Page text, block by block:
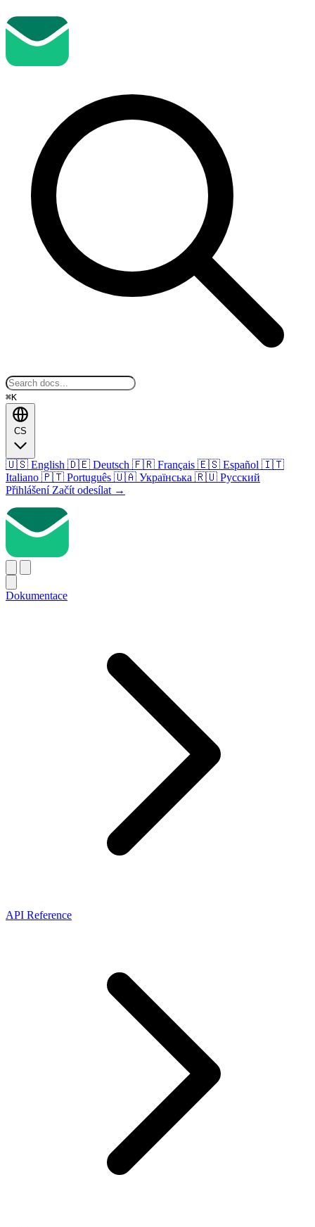
⌘K
CS
🇺🇸 English 🇩🇪 Deutsch 🇫🇷 Français 🇪🇸 Español 🇮🇹
Italiano 🇵🇹 Português 🇺🇦 Українська 🇷🇺 Русский
Přihlášení Začít odesílat →
Dokumentace
API Reference